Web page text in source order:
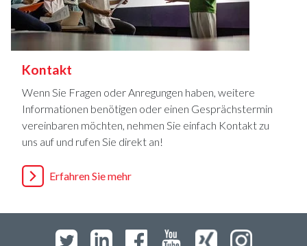
Kontakt
Wenn Sie Fragen oder Anregungen haben, weitere
Informationen benötigen oder einen Gesprächstermin
vereinbaren möchten, nehmen Sie einfach Kontakt zu
uns auf und rufen Sie direkt an!
Erfahren Sie mehr